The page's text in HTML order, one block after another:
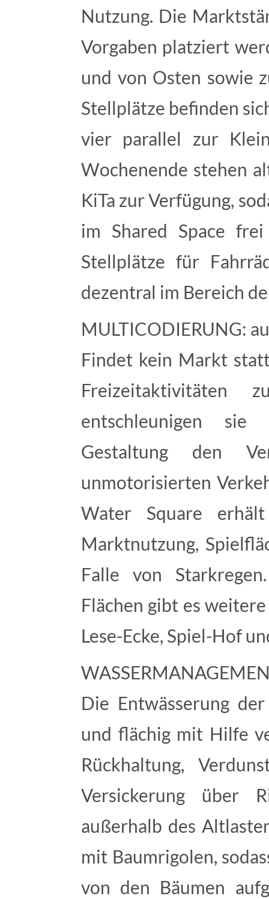
Nutzung. Die
Vorgaben platziert
und von Osten sowie
Stellplätze befinden
vier parallel zur
Wochenende stehen
KiTa zur Verfügung,
im Shared Space
Stellplätze für
dezentral im Bereich
MULTICODIERUNG:
Findet kein Markt
Freizeitaktivitäten
entschleunigen
Gestaltung den
unmotorisierten
Water Square
Marktnutzung,
Falle von
Flächen gibt es
Lese-Ecke, Spiel-Hof
Die Entwässerung
und flächig mit Hilfe
Rückhaltung,
Versickerung über
außerhalb des
mit Baumrigolen,
von den Bäumen